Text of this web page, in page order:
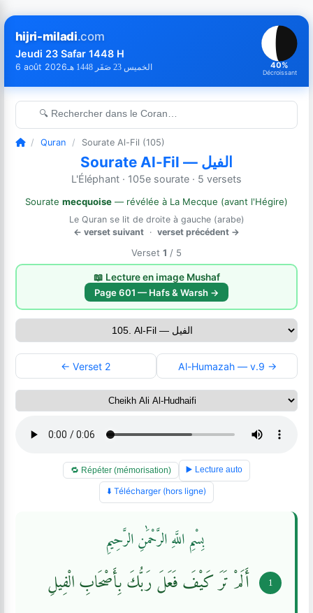
hijri-miladi.com
Jeudi 23 Safar 1448 H
6 août 2026 الخميس 23 صَفَر 1448 هـ 40%
Décroissant
🔍 Rechercher dans le Coran…
/ Quran / Sourate Al-Fil (105)
Sourate Al-Fil — الفيل
L'Éléphant · 105e sourate · 5 versets
Sourate mecquoise — révélée à La Mecque (avant l'Hégire)
Le Quran se lit de droite à gauche (arabe)
← verset suivant · verset précédent →
Verset 1 / 5
📖 Lecture en image Mushaf
Page 601 — Hafs & Warsh →
← Verset 2 Al-Humazah — v.9 →
🔁 Répéter (mémorisation) ▶️ Lecture auto
⬇️ Télécharger (hors ligne)
بِسْمِ اللَّهِ الرَّحْمَٰنِ الرَّحِيمِ
1 أَلَمْ تَرَ كَيْفَ فَعَلَ رَبُّكَ بِأَصْحَابِ الْفِيلِ